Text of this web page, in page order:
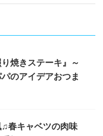
り焼きステーキ』～
のアイデアおつま
♫春キャベツの肉味